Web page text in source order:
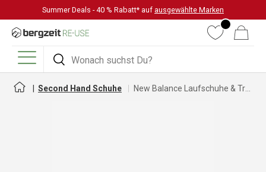
DIREKT ZUM INHALT
Summer Deals - 40 % Rabatt* auf ausgewählte Marken
Suchen
Suchen
WunschlisteWarenkorb
Menü
Second Hand Schuhe